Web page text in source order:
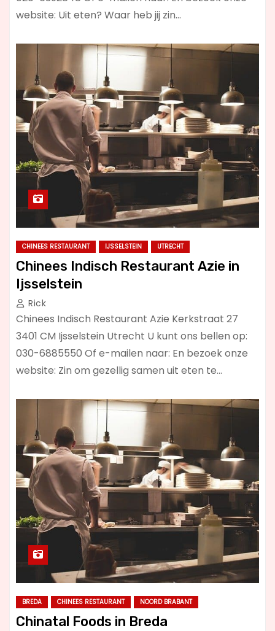
website: Uit eten? Waar heb jij zin…
CHINEES RESTAURANT IJSSELSTEIN UTRECHT
Chinees Indisch Restaurant Azie in
Ijsselstein
Rick
Chinees Indisch Restaurant Azie Kerkstraat 27
3401 CM Ijsselstein Utrecht U kunt ons bellen op:
030-6885550 Of e-mailen naar: En bezoek onze
website: Zin om gezellig samen uit eten te…
BREDA CHINEES RESTAURANT NOORD BRABANT
Chinatal Foods in Breda